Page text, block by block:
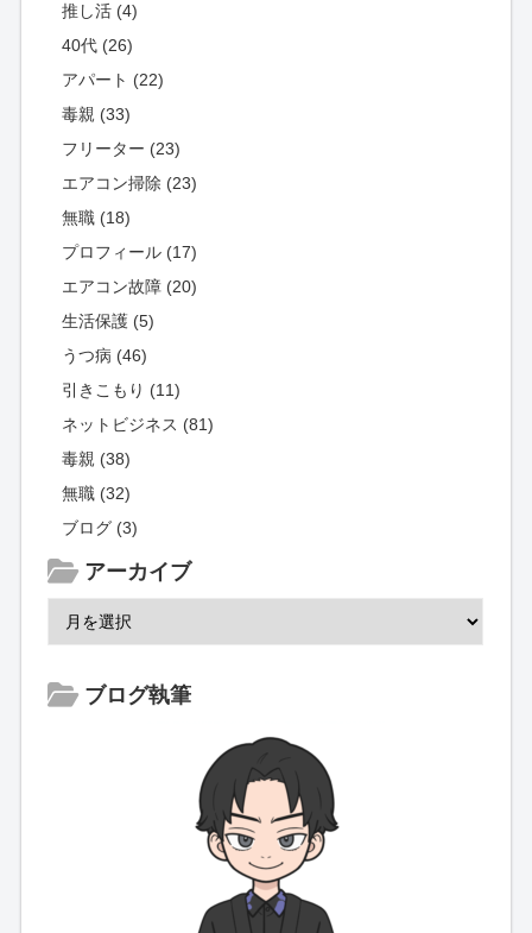
推し活 (4)
40代 (26)
アパート (22)
毒親 (33)
フリーター (23)
エアコン掃除 (23)
無職 (18)
プロフィール (17)
エアコン故障 (20)
生活保護 (5)
うつ病 (46)
引きこもり (11)
ネットビジネス (81)
毒親 (38)
無職 (32)
ブログ (3)
アーカイブ
ブログ執筆